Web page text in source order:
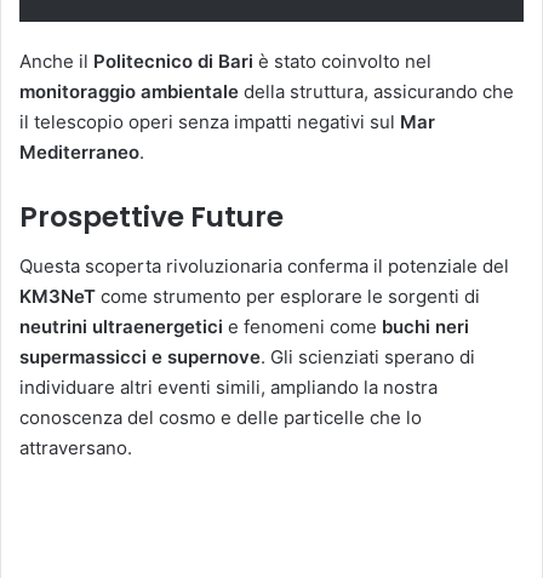
Anche il Politecnico di Bari è stato coinvolto nel
monitoraggio ambientale della struttura, assicurando che
il telescopio operi senza impatti negativi sul Mar
Mediterraneo.
Prospettive Future
Questa scoperta rivoluzionaria conferma il potenziale del
KM3NeT come strumento per esplorare le sorgenti di
neutrini ultraenergetici e fenomeni come buchi neri
supermassicci e supernove. Gli scienziati sperano di
individuare altri eventi simili, ampliando la nostra
conoscenza del cosmo e delle particelle che lo
attraversano.